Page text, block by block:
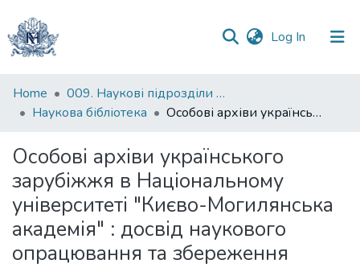
Log In (current)
Communities
&
All of DSpace
Statistics
Home
009. Наукові підрозділи НаУКМА
Наукова бібліотека
Особові архіви українського зарубіжжя в Національному університеті "Києво-Могилянська академія" : досвід наукового опрацювання та збереження
Особові архіви українського
зарубіжжя в Національному
університеті "Києво-Могилянська
академія" : досвід наукового
опрацювання та збереження